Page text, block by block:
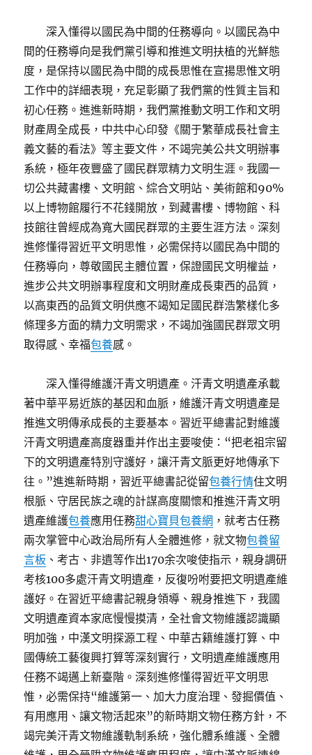
深入懂得以國民為中間的任務導向。以國民為中
間的任務導向是我們黨引導和推進文明扶植的光鮮態
度，是保持以國民為中間的成長思惟在宣揚思惟文明
工作中的詳細表現，充足彰顯了我們黨的性質主旨和
初心任務。進進新時期，我們黨推動文明工作和文明
財產周全成長，中共中心印發《關于繁華成長社會主
義文藝的看法》等主要文件，不竭完美公共文明辦事
系統，極年夜豐盛了國民群眾精力文明生涯。我國一
切公共藏書樓、文明館、綜合文明站、美術館和90%
以上博物館履行不花錢開放，到藏書樓、博物館、科
技館往曾經成為寬大國民群眾的主要生涯方法。深刻
進修懂得習近平文明思惟，必需保持以國民為中間的
任務導向，尊敬國民主體位置，保證國民文明權益，
進步公共文明辦事程度和文明財產成長東西的品質，
以高東西的品質文明供應不竭知足國民群浩繁樣化多
條理多方面的精力文明需求，不竭加強國民群眾文明
取得感、幸福包養感。
深入懂得維護汗青文明遺產。汗青文明遺產承載
著中華平易近族的基因和血脈，維護汗青文明遺產是
推進文明傳承成長的主要基本。習近平總書記對維護
汗青文明遺產高度器重并作出主要唆使：“把老祖宗留
下的文明遺產特別守護好，讓汗青文脈更好地傳承下
往。”進進新時期，習近平總書記從留包養行情住文明
根脈、守居民族之魂的計謀高度關懷和推進汗青文明
遺產維護包養應用任務甜心寶貝包養網 ，就考古任務
兩次掌管中心政治局所有人全體進修，就文物包養留
言板 、考古、非遺等作出170余次唆使指示，親身調研
考核100多處汗青文明遺產，反復吩咐要把文明遺產維
護好。在習近平總書記親身領導、親身推進下，我國
文明遺產資本家底慢慢摸清，全社會文物維護認識顯
明加強，中漢文明探源工程、中華古籍維護打算、中
國傳統工藝復興打算等深刻實行，文明遺產維護應用
任務不竭邁上新臺階。深刻進修懂得習近平文明思
惟，必需保持“維護第一、加大力度治理、發掘價值、
有用應用、讓文物活起來”的新時期文物任務方針，不
竭完美汗青文物維護軌制系統，強化體系維護、全體